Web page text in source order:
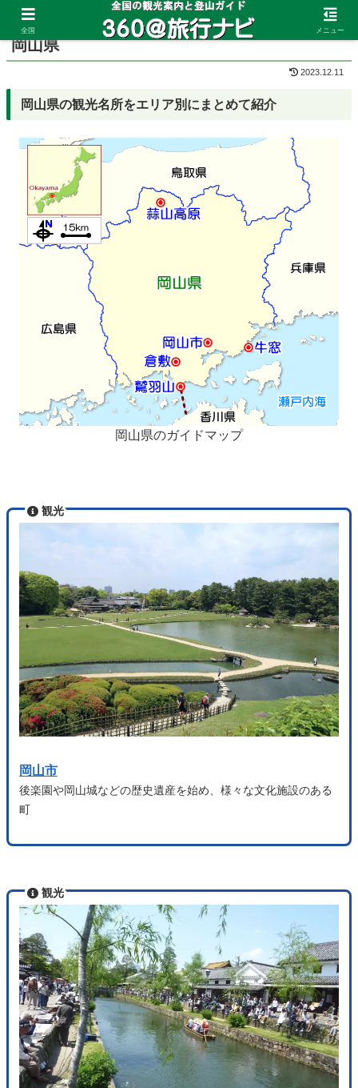
ホーム 岡山県
岡山県
2023.12.11
岡山県の観光名所をエリア別にまとめて紹介
岡山県のガイドマップ
観光
岡山市
後楽園や岡山城などの歴史遺産を始め、様々な文化施設のある
町
観光
全国 メニュー